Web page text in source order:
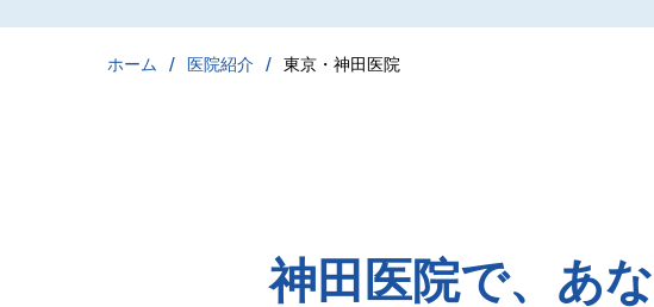
ホーム 医院紹介 東京・神田医院
神田医院で、あ